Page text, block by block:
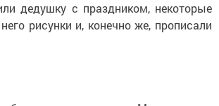
дедушку с праздником, некоторые
рисунки и, конечно же, прописали